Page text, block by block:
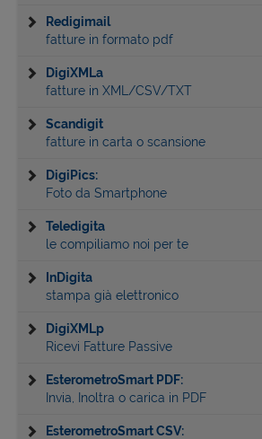
Redigimail
fatture in formato pdf
DigiXMLa
fatture in XML/CSV/TXT
Scandigit
fatture in carta o scansione
DigiPics:
Foto da Smartphone
Teledigita
le compiliamo noi per te
InDigita
stampa già elettronico
DigiXMLp
Ricevi Fatture Passive
EsterometroSmart PDF:
Invia, Inoltra o carica in PDF
EsterometroSmart CSV: